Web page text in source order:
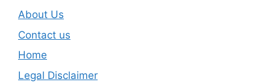
About Us
Contact us
Home
Legal Disclaimer